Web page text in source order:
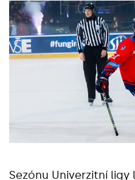
Sezónu Univerzitní